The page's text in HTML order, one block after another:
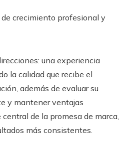
crecimiento profesional y
una experiencia
la calidad que recibe el
además de evaluar su
y mantener ventajas
de la promesa de marca,
más consistentes.